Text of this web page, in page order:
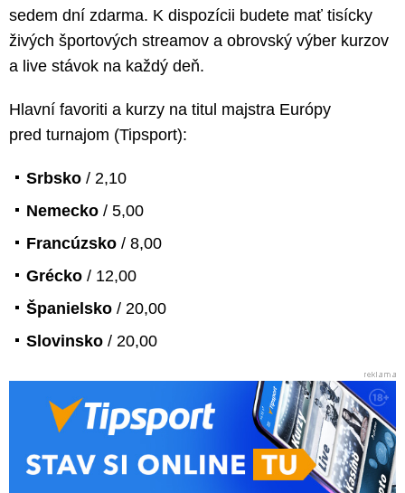
sedem dní zdarma. K dispozícii budete mať tisícky
živých športových streamov a obrovský výber kurzov
a live stávok na každý deň.
Hlavní favoriti a kurzy na titul majstra Európy
pred turnajom (Tipsport):
Srbsko / 2,10
Nemecko / 5,00
Francúzsko / 8,00
Grécko / 12,00
Španielsko / 20,00
Slovinsko / 20,00